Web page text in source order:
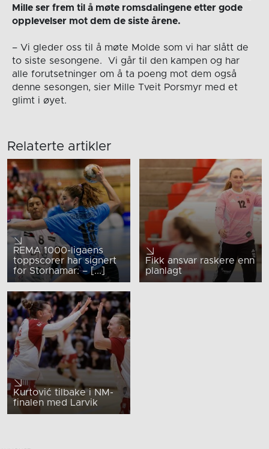
Mille ser frem til å møte romsdalingene etter gode
opplevelser mot dem de siste årene.
– Vi gleder oss til å møte Molde som vi har slått de
to siste sesongene. Vi går til den kampen og har
alle forutsetninger om å ta poeng mot dem også
denne sesongen, sier Mille Tveit Porsmyr med et
glimt i øyet.
Relaterte artikler
REMA 1000-ligaens
toppscorer har signert
for Storhamar: – [...]
Fikk ansvar raskere enn
planlagt
Kurtović tilbake i NM-
finalen med Larvik